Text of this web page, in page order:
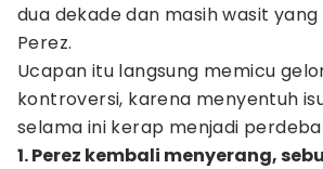
dua dekade dan masih wasit yang
Perez.
Ucapan itu langsung memicu
kontroversi, karena menyentuh
selama ini kerap menjadi
1. Perez kembali menyerang,